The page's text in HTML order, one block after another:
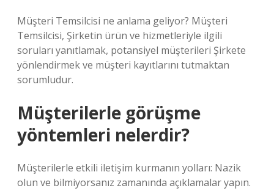
Müşteri Temsilcisi ne anlama geliyor? Müşteri
Temsilcisi, Şirketin ürün ve hizmetleriyle ilgili
soruları yanıtlamak, potansiyel müşterileri Şirkete
yönlendirmek ve müşteri kayıtlarını tutmaktan
sorumludur.
Müşterilerle görüşme
yöntemleri nelerdir?
Müşterilerle etkili iletişim kurmanın yolları: Nazik
olun ve bilmiyorsanız zamanında açıklamalar yapın.